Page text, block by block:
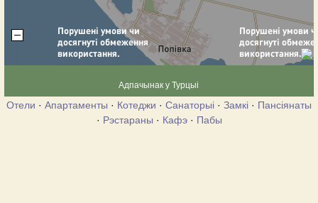
Адпачынак у Турцыі
Отели · Апартаменты · Котеджи · Санаторыі · Замкі · Пансіянаты
· Рэстараны · Кафэ· Пабы